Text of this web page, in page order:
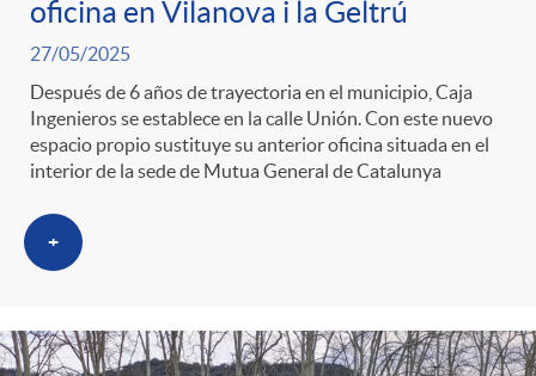
oficina en Vilanova i la Geltrú
27/05/2025
Después de 6 años de trayectoria en el municipio, Caja
Ingenieros se establece en la calle Unión. Con este nuevo
espacio propio sustituye su anterior oficina situada en el
interior de la sede de Mutua General de Catalunya
+